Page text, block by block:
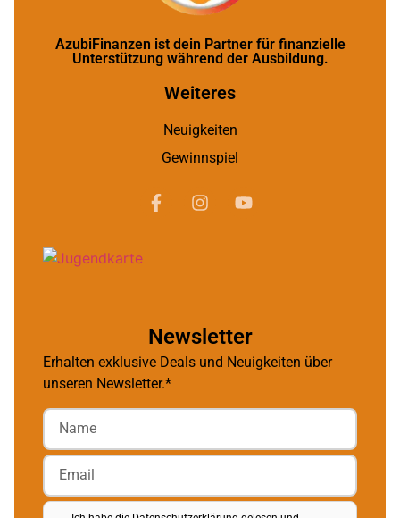
AzubiFinanzen ist dein Partner für finanzielle
Unterstützung während der Ausbildung.
Weiteres
Neuigkeiten
Gewinnspiel
Newsletter
Erhalten exklusive Deals und Neuigkeiten über
unseren Newsletter.*